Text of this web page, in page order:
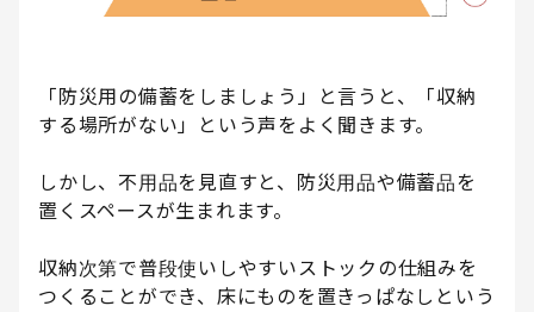
「防災用の備蓄をしましょう」と言うと、「収納
する場所がない」という声をよく聞きます。
しかし、不用品を見直すと、防災用品や備蓄品を
置くスペースが生まれます。
収納次第で普段使いしやすいストックの仕組みを
つくることができ、床にものを置きっぱなしという